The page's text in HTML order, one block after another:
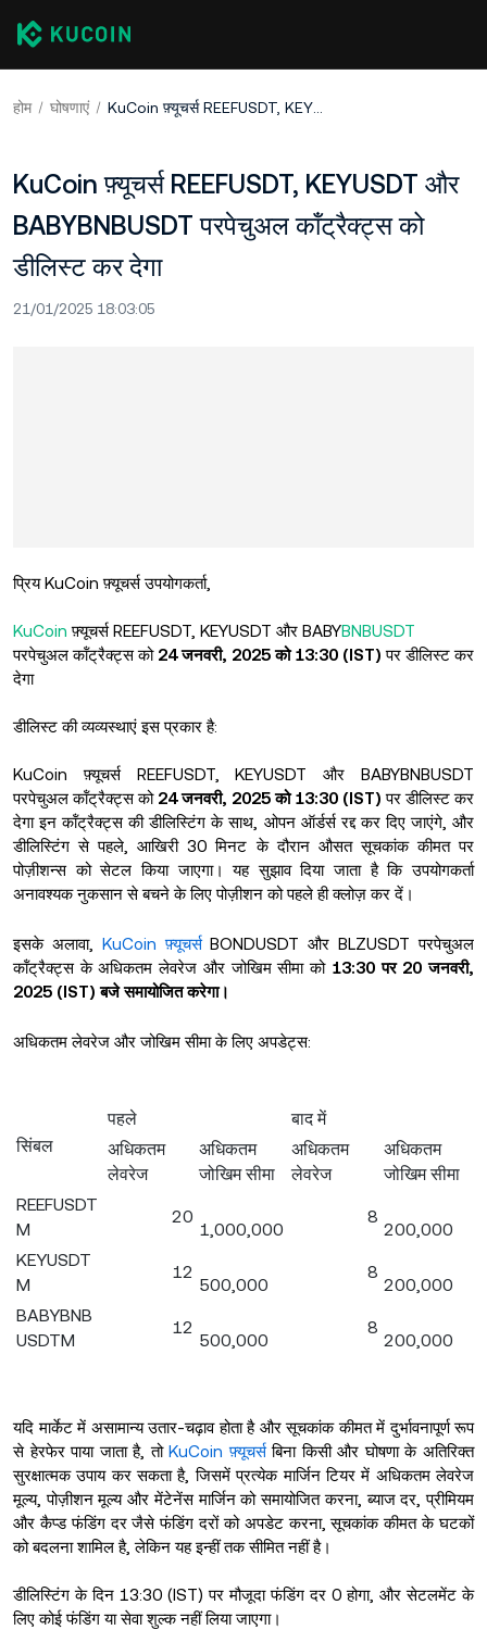
होम घोषणाएं KuCoin फ़्यूचर्स REEFUSDT, KEYUSDT और BABYBNBUSDT परपेचुअल कॉंट्रैक्ट्स को डीलिस्ट कर देगा
KuCoin फ़्यूचर्स REEFUSDT, KEYUSDT और
BABYBNBUSDT परपेचुअल कॉंट्रैक्ट्स को
डीलिस्ट कर देगा
21/01/2025 18:03:05
प्रिय KuCoin फ़्यूचर्स उपयोगकर्ता,
KuCoin फ़्यूचर्स REEFUSDT, KEYUSDT और BABYBNBUSDT
परपेचुअल कॉंट्रैक्ट्स को 24 जनवरी, 2025 को 13:30 (IST) पर डीलिस्ट कर
देगा
डीलिस्ट की व्यव्यस्थाएं इस प्रकार है:
KuCoin फ़्यूचर्स REEFUSDT, KEYUSDT और BABYBNBUSDT
परपेचुअल कॉंट्रैक्ट्स को 24 जनवरी, 2025 को 13:30 (IST) पर डीलिस्ट कर
देगा इन कॉंट्रैक्ट्स की डीलिस्टिंग के साथ, ओपन ऑर्डर्स रद्द कर दिए जाएंगे, और
डीलिस्टिंग से पहले, आखिरी 30 मिनट के दौरान औसत सूचकांक कीमत पर
पोज़ीशन्स को सेटल किया जाएगा। यह सुझाव दिया जाता है कि उपयोगकर्ता
अनावश्यक नुकसान से बचने के लिए पोज़ीशन को पहले ही क्लोज़ कर दें।
इसके अलावा, KuCoin फ़्यूचर्सBONDUSDT और BLZUSDT परपेचुअल
कॉंट्रैक्ट्स के अधिकतम लेवरेज और जोखिम सीमा को 13:30 पर 20 जनवरी,
2025 (IST) बजे समायोजित करेगा।
अधिकतम लेवरेज और जोखिम सीमा के लिए अपडेट्स:
सिंबल
पहले
बाद में
अधिकतम
लेवरेज
अधिकतम
जोखिम सीमा
अधिकतम
लेवरेज
अधिकतम
जोखिम सीमा
REEFUSDT
M
20
1,000,000
8
200,000
KEYUSDT
M
12
500,000
8
200,000
BABYBNB
USDTM
12
500,000
8
200,000
यदि मार्केट में असामान्य उतार-चढ़ाव होता है और सूचकांक कीमत में दुर्भावनापूर्ण रूप
से हेरफेर पाया जाता है, तोKuCoin फ़्यूचर्स बिना किसी और घोषणा के अतिरिक्त
सुरक्षात्मक उपाय कर सकता है, जिसमें प्रत्येक मार्जिन टियर में अधिकतम लेवरेज
मूल्य, पोज़ीशन मूल्य और मेंटेनेंस मार्जिन को समायोजित करना, ब्याज दर, प्रीमियम
और कैप्ड फंडिंग दर जैसे फंडिंग दरों को अपडेट करना, सूचकांक कीमत के घटकों
को बदलना शामिल है, लेकिन यह इन्हीं तक सीमित नहीं है।
डीलिस्टिंग के दिन 13:30 (IST) पर मौजूदा फंडिंग दर 0 होगा, और सेटलमेंट के
लिए कोई फंडिंग या सेवा शुल्क नहीं लिया जाएगा।